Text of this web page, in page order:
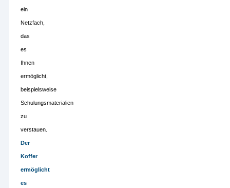
ein
Netzfach,
das
es
Ihnen
ermöglicht,
beispielsweise
Schulungsmaterialien
zu
verstauen.
Der
Koffer
ermöglicht
es